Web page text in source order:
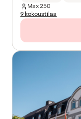
Max250
9 kokoustilaa